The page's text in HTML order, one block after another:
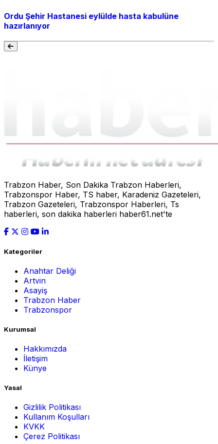
Ordu Şehir Hastanesi eylülde hasta kabulüne
hazırlanıyor
Trabzon Haber, Son Dakika Trabzon Haberleri,
Trabzonspor Haber, TS haber, Karadeniz Gazeteleri,
Trabzon Gazeteleri, Trabzonspor Haberleri, Ts
haberleri, son dakika haberleri haber61.net'te
Kategoriler
Anahtar Deliği
Artvin
Asayiş
Trabzon Haber
Trabzonspor
Kurumsal
Hakkımızda
İletişim
Künye
Yasal
Gizlilik Politikası
Kullanım Koşulları
KVKK
Çerez Politikası